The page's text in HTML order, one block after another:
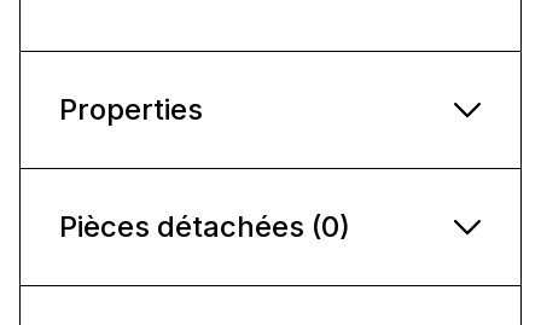
Properties
Pièces détachées (0)